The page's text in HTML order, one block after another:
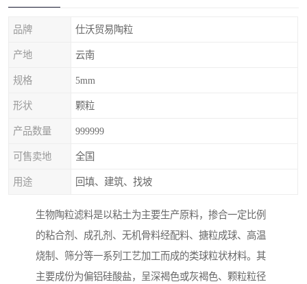
品牌 仕沃贸易陶粒
产地 云南
规格 5mm
形状 颗粒
产品数量 999999
可售卖地 全国
用途 回填、建筑、找坡
生物陶粒滤料是以粘土为主要生产原料，掺合一定比例
的粘合剂、成孔剂、无机骨料经配料、搪粒成球、高温
烧制、筛分等一系列工艺加工而成的类球粒状材料。其
主要成份为偏铝硅酸盐，呈深褐色或灰褐色、颗粒粒径